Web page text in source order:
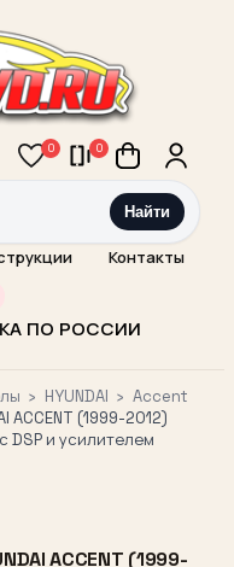
0 0
Найти
Контакты
ПО РОССИИ
› HYUNDAI › Accent
ACCENT (1999-2012)
DSP и усилителем
ACCENT (1999-